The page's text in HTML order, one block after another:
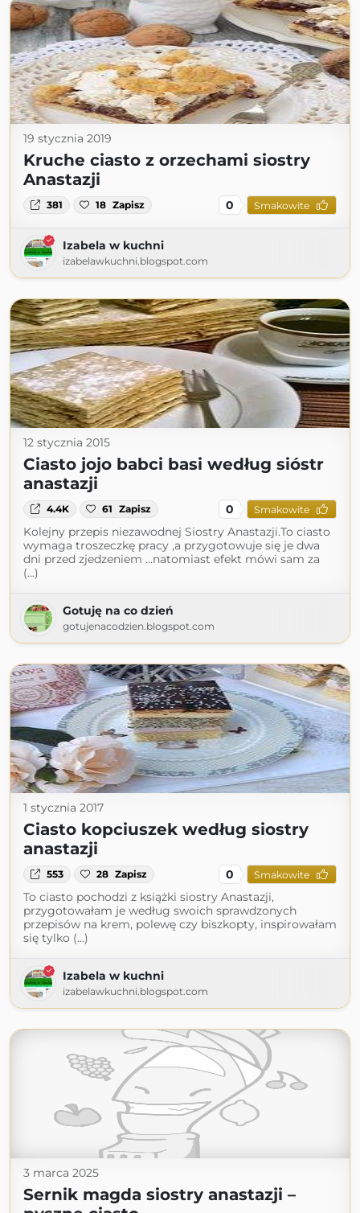
19 stycznia 2019
Kruche ciasto z orzechami siostry
Anastazji
381 18 Zapisz 0 Smakowite
Izabela w kuchni
izabelawkuchni.blogspot.com
12 stycznia 2015
Ciasto jojo babci basi według sióstr
anastazji
4.4K 61 Zapisz 0 Smakowite
Kolejny przepis niezawodnej Siostry Anastazji.To ciasto
wymaga troszeczkę pracy ,a przygotowuje się je dwa
dni przed zjedzeniem ...natomiast efekt mówi sam za
(...)
Gotuję na co dzień
gotujenacodzien.blogspot.com
1 stycznia 2017
Ciasto kopciuszek według siostry
anastazji
553 28 Zapisz 0 Smakowite
To ciasto pochodzi z książki siostry Anastazji,
przygotowałam je według swoich sprawdzonych
przepisów na krem, polewę czy biszkopty, inspirowałam
się tylko (...)
Izabela w kuchni
izabelawkuchni.blogspot.com
3 marca 2025
Sernik magda siostry anastazji –